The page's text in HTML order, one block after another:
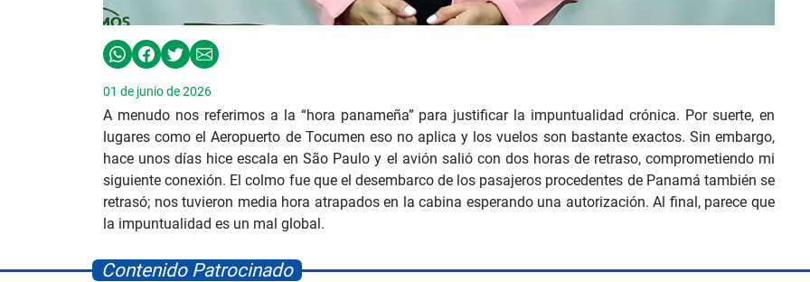
01 de junio de 2026
A menudo nos referimos a la “hora panameña” para justificar la impuntualidad crónica. Por suerte, en
lugares como el Aeropuerto de Tocumen eso no aplica y los vuelos son bastante exactos. Sin embargo,
hace unos días hice escala en São Paulo y el avión salió con dos horas de retraso, comprometiendo mi
siguiente conexión. El colmo fue que el desembarco de los pasajeros procedentes de Panamá también se
retrasó; nos tuvieron media hora atrapados en la cabina esperando una autorización. Al final, parece que
la impuntualidad es un mal global.
Contenido Patrocinado